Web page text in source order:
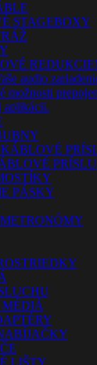
STAGEBOXY
REDUKCIE
audio
možnosti
aplikácii.
PÁSKY
LIŠTY